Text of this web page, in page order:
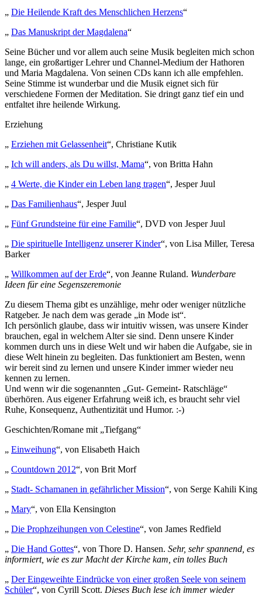
„ Die Heilende Kraft des Menschlichen Herzens“
„ Das Manuskript der Magdalena“
Seine Bücher und vor allem auch seine Musik begleiten mich schon
lange, ein großartiger Lehrer und Channel-Medium der Hathoren
und Maria Magdalena. Von seinen CDs kann ich alle empfehlen.
Seine Stimme ist wunderbar und die Musik eignet sich für
verschiedene Formen der Meditation. Sie dringt ganz tief ein und
entfaltet ihre heilende Wirkung.
Erziehung
„ Erziehen mit Gelassenheit“, Christiane Kutik
„ Ich will anders, als Du willst, Mama“, von Britta Hahn
„ 4 Werte, die Kinder ein Leben lang tragen“, Jesper Juul
„ Das Familienhaus“, Jesper Juul
„ Fünf Grundsteine für eine Familie“, DVD von Jesper Juul
„ Die spirituelle Intelligenz unserer Kinder“, von Lisa Miller, Teresa
Barker
„ Willkommen auf der Erde“, von Jeanne Ruland. Wunderbare
Ideen für eine Segenszeremonie
Zu diesem Thema gibt es unzählige, mehr oder weniger nützliche
Ratgeber. Je nach dem was gerade „in Mode ist“.
Ich persönlich glaube, dass wir intuitiv wissen, was unsere Kinder
brauchen, egal in welchem Alter sie sind. Denn unsere Kinder
kommen durch uns in diese Welt und wir haben die Aufgabe, sie in
diese Welt hinein zu begleiten. Das funktioniert am Besten, wenn
wir bereit sind zu lernen und unsere Kinder immer wieder neu
kennen zu lernen.
Und wenn wir die sogenannten „Gut- Gemeint- Ratschläge“
überhören. Aus eigener Erfahrung weiß ich, es braucht sehr viel
Ruhe, Konsequenz, Authentizität und Humor. :-)
Geschichten/Romane mit „Tiefgang“
„ Einweihung“, von Elisabeth Haich
„ Countdown 2012“, von Brit Morf
„ Stadt- Schamanen in gefährlicher Mission“, von Serge Kahili King
„ Mary“, von Ella Kensington
„ Die Prophzeihungen von Celestine“, von James Redfield
„ Die Hand Gottes“, von Thore D. Hansen. Sehr, sehr spannend, es
informiert, wie es zur Macht der Kirche kam, ein tolles Buch
„ Der Eingeweihte Eindrücke von einer großen Seele von seinem
Schüler“, von Cyrill Scott. Dieses Buch lese ich immer wieder